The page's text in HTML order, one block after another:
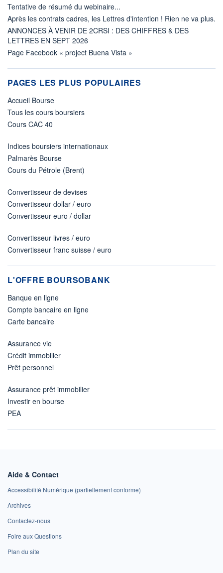
Tentative de résumé du webinaire...
Après les contrats cadres, les Lettres d'intention ! Rien ne va plus.
ANNONCES À VENIR DE 2CRSI : DES CHIFFRES & DES
LETTRES EN SEPT 2026
Page Facebook « project Buena Vista »
PAGES LES PLUS POPULAIRES
Accueil Bourse
Tous les cours boursiers
Cours CAC 40
Indices boursiers internationaux
Palmarès Bourse
Cours du Pétrole (Brent)
Convertisseur de devises
Convertisseur dollar / euro
Convertisseur euro / dollar
Convertisseur livres / euro
Convertisseur franc suisse / euro
L'OFFRE BOURSOBANK
Banque en ligne
Compte bancaire en ligne
Carte bancaire
Assurance vie
Crédit immobilier
Prêt personnel
Assurance prêt immobilier
Investir en bourse
PEA
Aide & Contact
Accessibilité Numérique (partiellement conforme)
Archives
Contactez-nous
Foire aux Questions
Plan du site